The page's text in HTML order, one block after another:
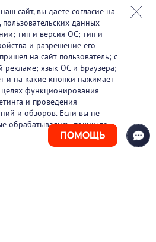
ПОМОЩЬ
сайт, вы даете согласие на
данных
тип и версия ОС; тип и
и разрешение его
на сайт пользователь; с
рекламе; язык ОС и Браузера;
и на какие кнопки нажимает
функционирования
и проведения
и обзоров. Если вы не
обрабатывались, покиньте